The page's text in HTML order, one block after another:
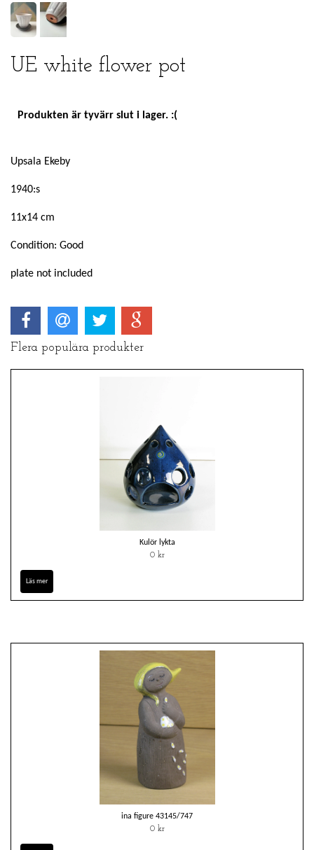
UE white flower pot
Produkten är tyvärr slut i lager. :(
Upsala Ekeby
1940:s
11x14 cm
Condition: Good
plate not included
Flera populära produkter
Kulör lykta
0 kr
Läs mer
ina figure 43145/747
0 kr